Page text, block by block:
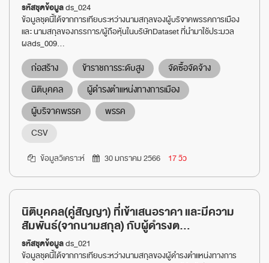
รหัสชุดข้อมูลds_024
ข้อมูลชุดนี้ได้จากการเทียบระหว่างนามสกุลของผู้บริจาคพรรคการเมือง
และ นามสกุลของกรรการ/ผู้ถือหุ้นในบริษัทDataset ที่นำมาใช้ประมวล
ผลds_009...
ก่อสร้าง ข้าราชการระดับสูง
จัดซื้อจัดจ้าง
นิติบุคคล
ผู้ดำรงตำแหน่งทางการเมือง
ผู้บริจาคพรรค
พรรค
CSV
ข้อมูลวิเคราะห์ 30 มกราคม 2566 17 วิว
นิติบุคคล(คู่สัญญา) ที่เข้าเสนอราคา และมีความ
สัมพันธ์(จากนามสกุล) กับผู้ดำรงต...
รหัสชุดข้อมูลds_021
ข้อมูลชุดนี้ได้จากการเทียบระหว่างนามสกุลของผู้ดำรงตำแหน่งทางการ